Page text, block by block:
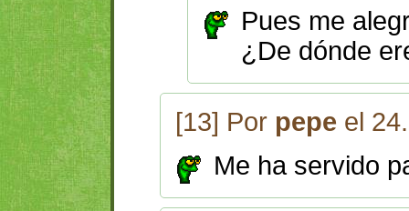
Pues me
¿De dónde
[13] Por pepe el
Me ha servido